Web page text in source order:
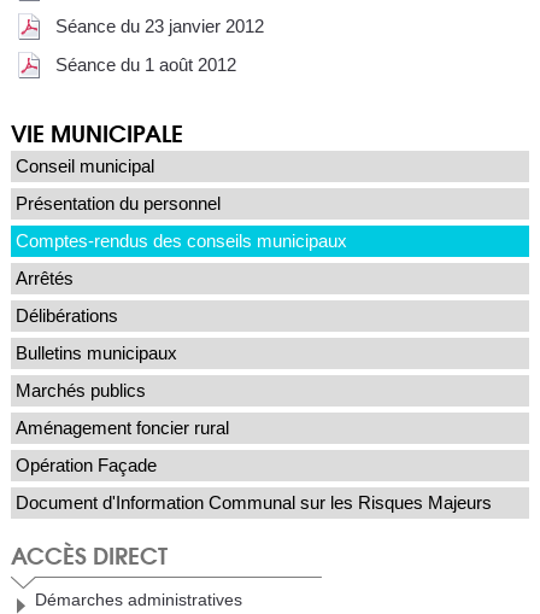
Séance du 23 janvier 2012
Séance du 1 août 2012
VIE MUNICIPALE
Conseil municipal
Présentation du personnel
Comptes-rendus des conseils municipaux
Arrêtés
Délibérations
Bulletins municipaux
Marchés publics
Aménagement foncier rural
Opération Façade
Document d'Information Communal sur les Risques Majeurs
ACCÈS DIRECT
Démarches administratives